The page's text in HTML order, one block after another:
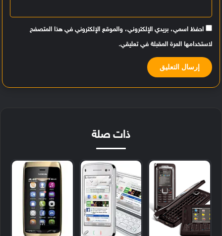
احفظ اسمي، بريدي الإلكتروني، والموقع الإلكتروني في هذا المتصفح
لاستخدامها المرة المقبلة في تعليقي.
ذات صلة